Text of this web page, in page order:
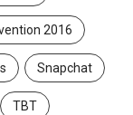
2016
Snapchat
TBT